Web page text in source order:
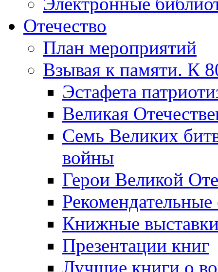
Отечество
План мероприятий
Взывая к памяти. К
Эcтафета
Великая
Семь Великих
войны
Герои Великой
Рекомендательные
Книжные
Презентации книг
Лучшие книги о